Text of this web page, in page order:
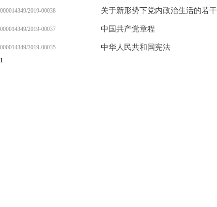
000014349/2019-00038 关于新形势下党内政治生活的若
000014349/2019-00037 中国共产党章程
000014349/2019-00035 中华人民共和国宪法